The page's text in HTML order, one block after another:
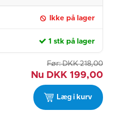
Ikke på lager
1 stk på lager
Før: DKK 218,00
Nu DKK 199,00
Læg i kurv